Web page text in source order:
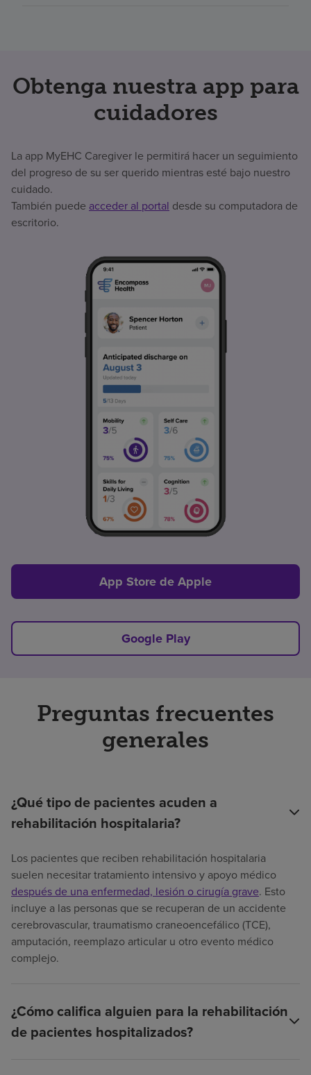
Obtenga nuestra app para
cuidadores
La app MyEHC Caregiver le permitirá hacer un seguimiento
del progreso de su ser querido mientras esté bajo nuestro
cuidado.
También puede acceder al portal desde su computadora de
escritorio.
App Store de Apple
Google Play
Preguntas frecuentes
generales
¿Qué tipo de pacientes acuden a
rehabilitación hospitalaria?
Los pacientes que reciben rehabilitación hospitalaria
suelen necesitar tratamiento intensivo y apoyo médico
después de una enfermedad, lesión o cirugía grave. Esto
incluye a las personas que se recuperan de un accidente
cerebrovascular, traumatismo craneoencefálico (TCE),
amputación, reemplazo articular u otro evento médico
complejo.
¿Cómo califica alguien para la rehabilitación
de pacientes hospitalizados?